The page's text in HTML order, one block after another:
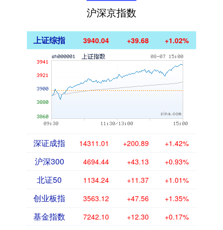
沪深京指数
上证综指 3940.04 +39.68 +1.02%
深证成指 14311.01 +200.89 +1.42%
沪深300 4694.44 +43.13 +0.93%
北证50 1134.24 +11.37 +1.01%
创业板指 3563.12 +47.56 +1.35%
基金指数 7242.10 +12.30 +0.17%